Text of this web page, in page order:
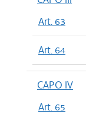
Art. 63
Art. 64
CAPO IV
Art. 65